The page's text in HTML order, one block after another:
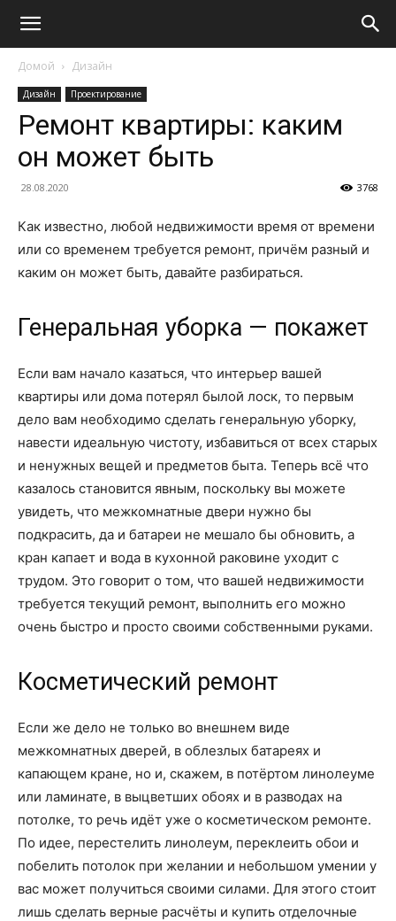
Домой Дизайн
Дизайн Проектирование
Ремонт квартиры: каким
он может быть
28.08.2020 3768
Как известно, любой недвижимости время от времени
или со временем требуется ремонт, причём разный и
каким он может быть, давайте разбираться.
Генеральная уборка — покажет
Если вам начало казаться, что интерьер вашей
квартиры или дома потерял былой лоск, то первым
дело вам необходимо сделать генеральную уборку,
навести идеальную чистоту, избавиться от всех старых
и ненужных вещей и предметов быта. Теперь всё что
казалось становится явным, поскольку вы можете
увидеть, что межкомнатные двери нужно бы
подкрасить, да и батареи не мешало бы обновить, а
кран капает и вода в кухонной раковине уходит с
трудом. Это говорит о том, что вашей недвижимости
требуется текущий ремонт, выполнить его можно
очень быстро и просто своими собственными руками.
Косметический ремонт
Если же дело не только во внешнем виде
межкомнатных дверей, в облезлых батареях и
капающем кране, но и, скажем, в потёртом линолеуме
или ламинате, в выцветших обоях и в разводах на
потолке, то речь идёт уже о косметическом ремонте.
По идее, перестелить линолеум, переклеить обои и
побелить потолок при желании и небольшом умении у
вас может получиться своими силами. Для этого стоит
лишь сделать верные расчёты и купить отделочные